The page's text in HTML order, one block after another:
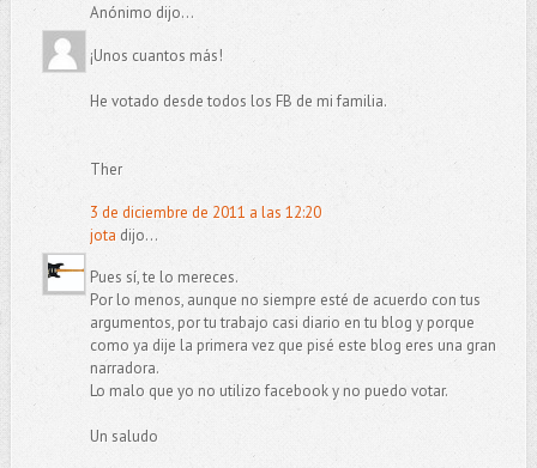
Anónimo dijo...
¡Unos cuantos más!
He votado desde todos los FB de mi familia.
Ther
3 de diciembre de 2011 a las 12:20
jota dijo...
Pues sí, te lo mereces.
Por lo menos, aunque no siempre esté de acuerdo con tus
argumentos, por tu trabajo casi diario en tu blog y porque
como ya dije la primera vez que pisé este blog eres una gran
narradora.
Lo malo que yo no utilizo facebook y no puedo votar.
Un saludo